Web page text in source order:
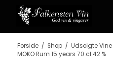
Forside / Shop / Udsolgte Vine
MOKO Rum 15 years 70.cl 42 %